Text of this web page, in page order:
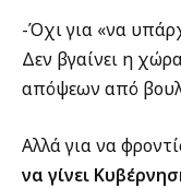
-Όχι για «να
Δεν βγαίνει η
απόψεων από
Αλλά για να
να γίνει